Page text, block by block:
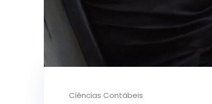
Ciências Contábeis